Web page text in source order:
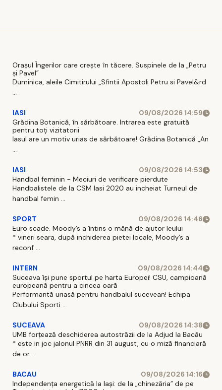
Orașul Îngerilor care crește în tăcere. Suspinele de la „Petru
și Pavel”
Duminica, aleile Cimitirului „Sfintii Apostoli Petru si Pavel&rd
...
IASI
09/08/2026 14:59
Grădina Botanică, în sărbătoare. Intrarea este gratuită
pentru toți vizitatorii
Iasul are un motiv urias de sărbătoare! Grădina Botanică „An
...
IASI
09/08/2026 14:53
Handbal feminin - Meciuri de verificare pierdute
Handbalistele de la CSM Iasi 2020 au incheiat Turneul de
handbal femin ...
SPORT
09/08/2026 14:46
Euro scade. Moody’s a întins o mână de ajutor leului
* vineri seara, după inchiderea pietei locale, Moody’s a
reconf ...
INTERN
09/08/2026 14:44
Suceava își pune sportul pe harta Europei! CSU, campioană
europeană pentru a cincea oară
Performantă uriasă pentru handbalul sucevean! Echipa
Clubului Sporti ...
SUCEAVA
09/08/2026 14:38
UMB forțează deschiderea autostrăzii de la Adjud la Bacău
* este in joc jalonul PNRR din 31 august, cu o miză financiară
de or ...
BACAU
09/08/2026 14:16
Independența energetică la Iași: de la „chinezăria” de pe